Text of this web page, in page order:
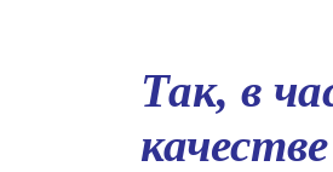
Так, в